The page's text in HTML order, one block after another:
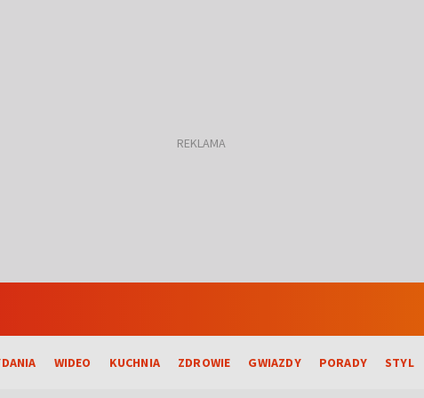
WIDEO KUCHNIA ZDROWIE GWIAZDY PORADY STYL